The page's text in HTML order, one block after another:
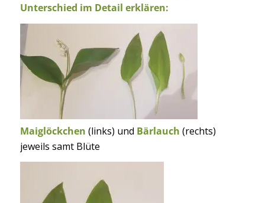
Unterschied im Detail erklären:
Maiglöckchen (links) und Bärlauch (rechts)
jeweils samt Blüte